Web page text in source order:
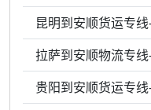
昆明到安顺货运专
拉萨到安顺物流专
贵阳到安顺货运专